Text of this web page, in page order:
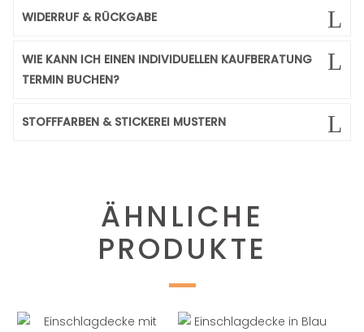
WIDERRUF & RÜCKGABE
WIE KANN ICH EINEN INDIVIDUELLEN KAUFBERATUNG
TERMIN BUCHEN?
STOFFFARBEN & STICKEREI MUSTERN
ÄHNLICHE
PRODUKTE